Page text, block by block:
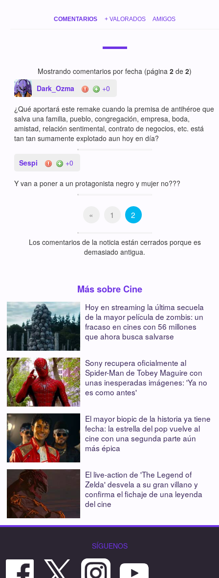
COMENTARIOS + VALORADOS AMIGOS
Mostrando comentarios por fecha (página 2 de 2)
Dark_Ozma
+0
¿Qué aportará este remake cuando la premisa de antihéroe que
salva una familia, pueblo, congregación, empresa, boda,
amistad, relación sentimental, contrato de negocios, etc. está
tan tan sumamente explotado aun hoy en día?
Sespi +0
Y van a poner a un protagonista negro y mujer no???
« 1 2
Los comentarios de la noticia están cerrados porque es
demasiado antigua.
Más sobre Cine
Hoy en streaming la última secuela
de la mayor película de zombis: un
fracaso en cines con 56 millones
que ahora busca salvarse
Sony recupera oficialmente al
Spider-Man de Tobey Maguire con
unas inesperadas imágenes: 'Ya no
es como antes'
El mayor biopic de la historia ya tiene
fecha: la estrella del pop vuelve al
cine con una segunda parte aún
más épica
El live-action de 'The Legend of
Zelda' desvela a su gran villano y
confirma el fichaje de una leyenda
del cine
SÍGUENOS